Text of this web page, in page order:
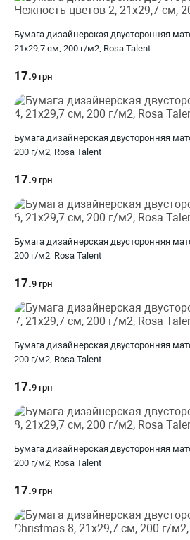
Бумага дизайнерская двусторонняя
21х29,7 см, 200 г/м2, Rosa Talent
17.9 грн
Бумага дизайнерская двусторонняя
200 г/м2, Rosa Talent
17.9 грн
Бумага дизайнерская двусторонняя
200 г/м2, Rosa Talent
17.9 грн
Бумага дизайнерская двусторонняя
200 г/м2, Rosa Talent
17.9 грн
Бумага дизайнерская двусторонняя
200 г/м2, Rosa Talent
17.9 грн